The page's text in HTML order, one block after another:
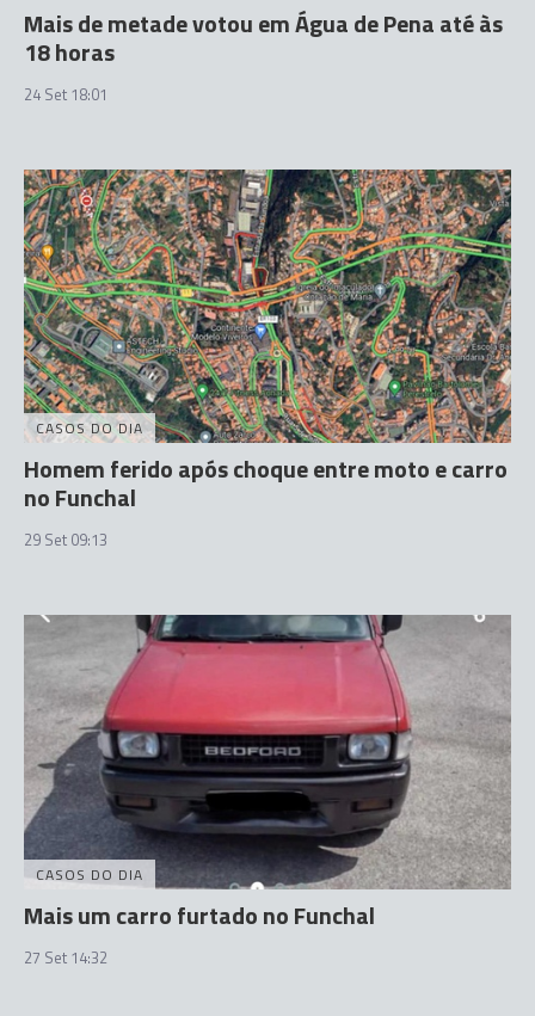
Mais de metade votou em Água de Pena até às
18 horas
24 Set 18:01
CASOS DO DIA
Homem ferido após choque entre moto e carro
no Funchal
29 Set 09:13
CASOS DO DIA
Mais um carro furtado no Funchal
27 Set 14:32